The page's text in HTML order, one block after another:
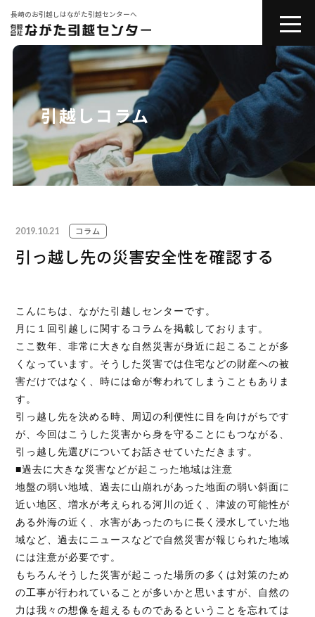
長崎のお引越しはながた引越センターへ
toggle
会社紹介
お引越しサービス
その他サービス
コラム
引越しの豆知識
お見積り無料！
095-839-1983
Webから簡単お見積り！
【無料】お見積り依頼フォーム
※ その他のお問い合わせは「お問い合わせフォー
ム 」よりお願いいたします。
引越しコラム
2019.10.21 コラム
引っ越し先の災害安全性を確認する
こんにちは、ながた引越しセンターです。
月に１回引越しに関するコラムを掲載しております。
ここ数年、非常に大きな自然災害が身近に起こることが多
くなっています。そうした災害では住宅などの財産への被
害だけではなく、時には命が奪われてしまうこともありま
す。
引っ越し先を決める時、周辺の利便性に目を向けがちです
が、今回はこうした災害から身を守ることにもつながる、
引っ越し先選びについてお話させていただきます。
■過去に大きな災害などが起こった地域は注意
地盤の弱い地域、過去に山崩れがあった地面の弱い斜面に
近い地区、増水が考えられる河川の近く、津波の可能性が
ある外海の近く、水害があったのちに長く浸水していた地
域など、過去にニュースなどで自然災害が報じられた地域
には注意が必要です。
もちろんそうした災害が起こった場所の多くは対策のため
の工事が行われていることが多いかと思いますが、自然の
力は我々の想像を超えるものであるということを忘れては